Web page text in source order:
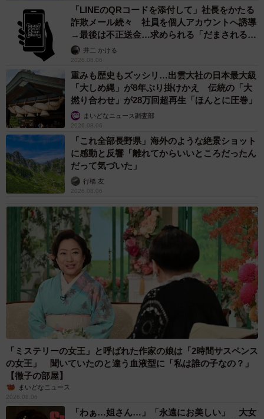
「LINEのQRコードを添付して」社長をかたる
詐欺メール続々 社員を個人アカウントへ誘導
→最後は不正送金…求められる「だまされる前
提」の対策
井二 かける
2026.08.06
重みも歴史もズッシリ…出雲大社の日本最大級
「大しめ縄」が8年ぶり掛けかえ 伝統の「大
撚り合わせ」が28万回超再生「ほんとに圧巻」
まいどなニュース調査部
2026.08.06
「これ全部長野県」海外のような絶景ショット
に感動と反響「離れてからいいところだったん
だって気づいた」
行橋 友
2026.08.06
「ミステリーの女王」と呼ばれた作家の娘は「2時間サスペンス
の女王」 聞いていたのと違う血液型に「私は誰の子なの？」
【徹子の部屋】
まいどなニュース
2026.08.06
「わぁ…姐さん…」「永遠にお美しい」 大女